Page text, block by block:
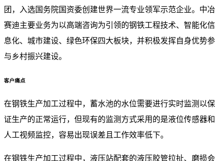
团，入选国务院国资委创建世界一流专业领军示范企业。中冶
赛迪主要业务为以高端咨询为引领的钢铁工程技术、智能化信
息化、城市建设、绿色环保四大板块，并积极发挥自身优势参
与乡村振兴建设。
客户痛点
在钢铁生产加工过程中，蓄水池的水位需要进行实时监测以保
证生产的正常运行，但现有的监测方式采用的是液位传感器和
人工视频监控，容易出现误差且工作效率低下。
在钢铁生产加工过程中，液压站配套的液压胶管拉扯、磨损会